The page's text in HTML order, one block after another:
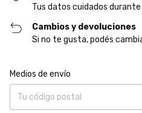
Tus datos cuidados
Cambios y devoluciones
Si no te gusta, podés
Entregas para el CP:
Medios de envío